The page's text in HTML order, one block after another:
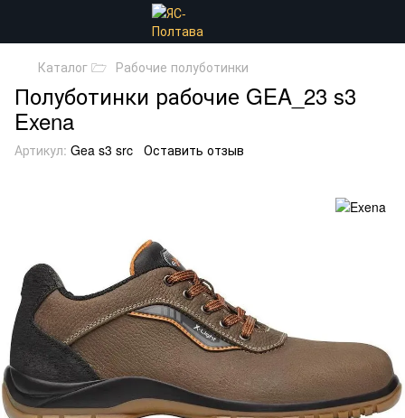
Каталог 🗁 Рабочие полуботинки
Полуботинки рабочие GEA_23 s3
Exena
Артикул: Gea s3 src Оставить отзыв